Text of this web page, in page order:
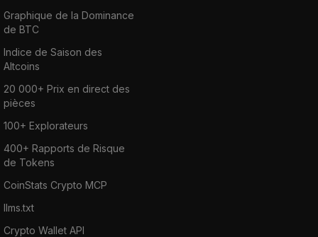
Graphique de la Dominance
de BTC
Indice de Saison des
Altcoins
20 000+ Prix en direct des
pièces
100+ Explorateurs
400+ Rapports de Risque
de Tokens
CoinStats Crypto MCP
llms.txt
Crypto Wallet API